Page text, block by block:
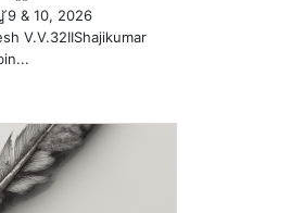
& 10, 2026
V.V.32IIShajikumar